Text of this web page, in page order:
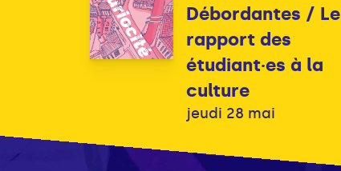
Débordantes / Le
rapport des
étudiant·es à la
culture
jeudi 28 mai